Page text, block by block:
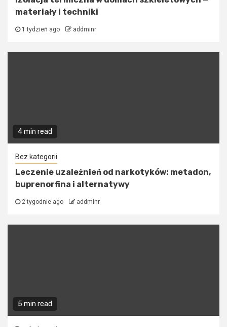
materiały i techniki
1 tydzień ago addminr
4 min read
Bez kategorii
Leczenie uzależnień od narkotyków: metadon,
buprenorfina i alternatywy
2 tygodnie ago addminr
5 min read